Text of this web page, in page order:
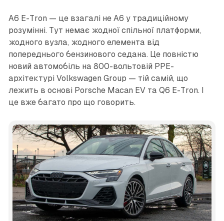
A6 E-Tron — це взагалі не A6 у традиційному
розумінні. Тут немає жодної спільної платформи,
жодного вузла, жодного елемента від
попереднього бензинового седана. Це повністю
новий автомобіль на 800-вольтовій PPE-
архітектурі Volkswagen Group — тій самій, що
лежить в основі Porsche Macan EV та Q6 E-Tron. І
це вже багато про що говорить.